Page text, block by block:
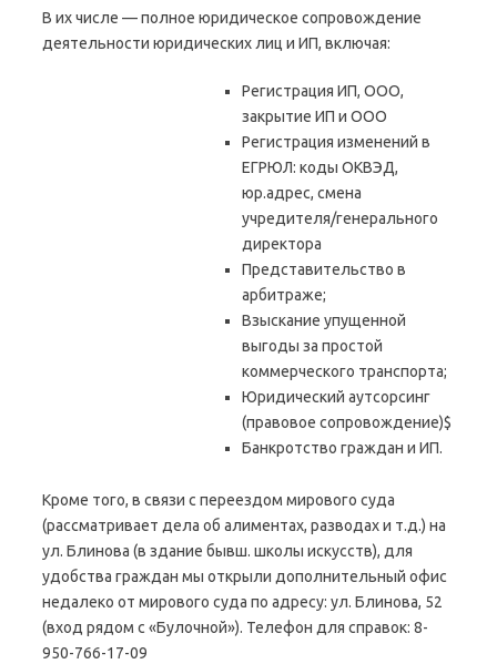
В их числе — полное юридическое сопровождение
деятельности юридических лиц и ИП, включая:
Регистрация ИП, ООО,
закрытие ИП и ООО
Регистрация изменений в
ЕГРЮЛ: коды ОКВЭД,
юр.адрес, смена
учредителя/генерального
директора
Представительство в
арбитраже;
Взыскание упущенной
выгоды за простой
коммерческого транспорта;
Юридический аутсорсинг
(правовое сопровождение)$
Банкротство граждан и ИП.
Кроме того, в связи с переездом мирового суда
(рассматривает дела об алиментах, разводах и т.д.) на
ул. Блинова (в здание бывш. школы искусств), для
удобства граждан мы открыли дополнительный офис
недалеко от мирового суда по адресу: ул. Блинова, 52
(вход рядом с «Булочной»). Телефон для справок: 8-
950-766-17-09